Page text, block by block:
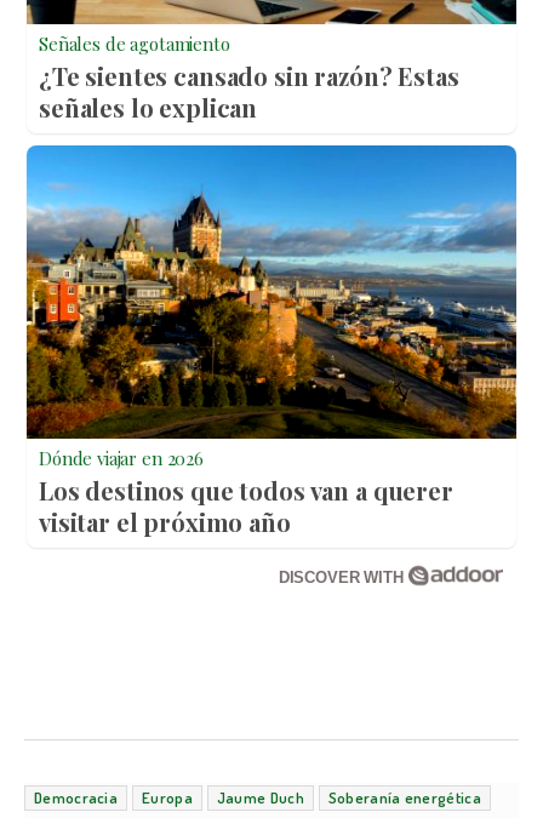
Señales de agotamiento
¿Te sientes cansado sin razón? Estas
señales lo explican
Dónde viajar en 2026
Los destinos que todos van a querer
visitar el próximo año
DISCOVER WITH
Democracia Europa Jaume Duch Soberanía energética